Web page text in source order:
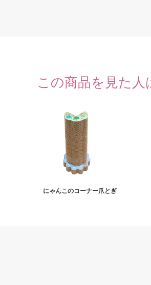
この商品を見た
にゃんこのコーナー爪とぎ